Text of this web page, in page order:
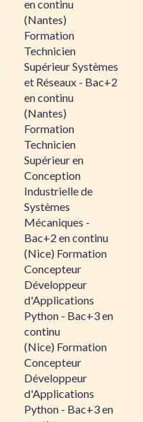
en continu
(Nantes)
Formation
Technicien
Supérieur Systèmes
et Réseaux - Bac+2
en continu
(Nantes)
Formation
Technicien
Supérieur en
Conception
Industrielle de
Systèmes
Mécaniques -
Bac+2 en continu
(Nice) Formation
Concepteur
Développeur
d'Applications
Python - Bac+3 en
continu
(Nice) Formation
Concepteur
Développeur
d'Applications
Python - Bac+3 en